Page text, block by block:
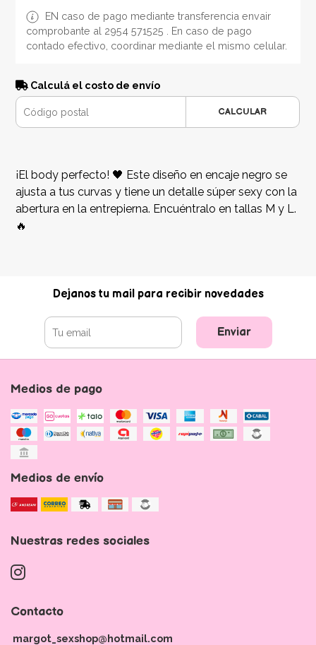
EN caso de pago mediante transferencia envair
comprobante al 2954 571525 . En caso de pago
contado efectivo, coordinar mediante el mismo celular.
Calculá el costo de envío
CALCULAR
¡El body perfecto! 🖤 Este diseño en encaje negro se
ajusta a tus curvas y tiene un detalle súper sexy con la
abertura en la entrepierna. Encuéntralo en tallas M y L.
🔥
Dejanos tu mail para recibir novedades
Enviar
Medios de pago
Medios de envío
Nuestras redes sociales
Contacto
margot_sexshop@hotmail.com